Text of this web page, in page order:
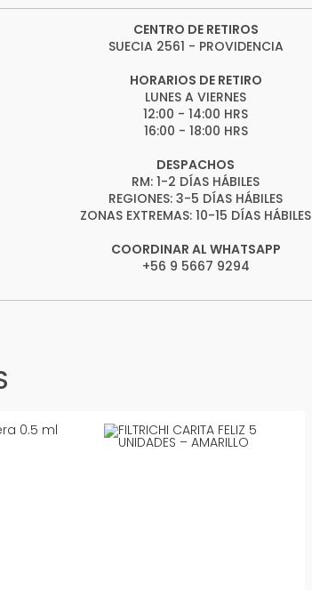
CENTRO DE RETIROS
SUECIA 2561 - PROVIDENCIA
HORARIOS DE RETIRO
LUNES A VIERNES
12:00 - 14:00 HRS
16:00 - 18:00 HRS
DESPACHOS
RM: 1-2 DÍAS HÁBILES
REGIONES: 3-5 DÍAS HÁBILES
ZONAS EXTREMAS: 10-15 DÍAS HÁBILES
COORDINAR AL WHATSAPP
+56 9 5667 9294